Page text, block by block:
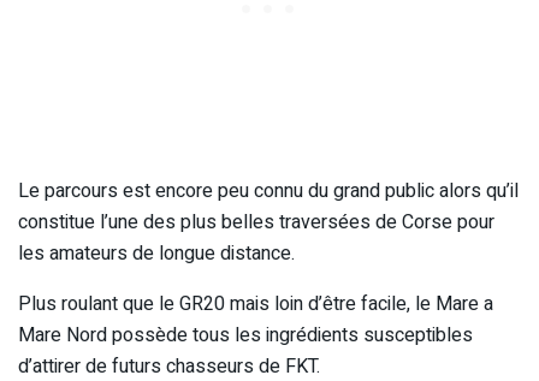
Le parcours est encore peu connu du grand public alors qu’il
constitue l’une des plus belles traversées de Corse pour
les amateurs de longue distance.
Plus roulant que le GR20 mais loin d’être facile, le Mare a
Mare Nord possède tous les ingrédients susceptibles
d’attirer de futurs chasseurs de FKT.